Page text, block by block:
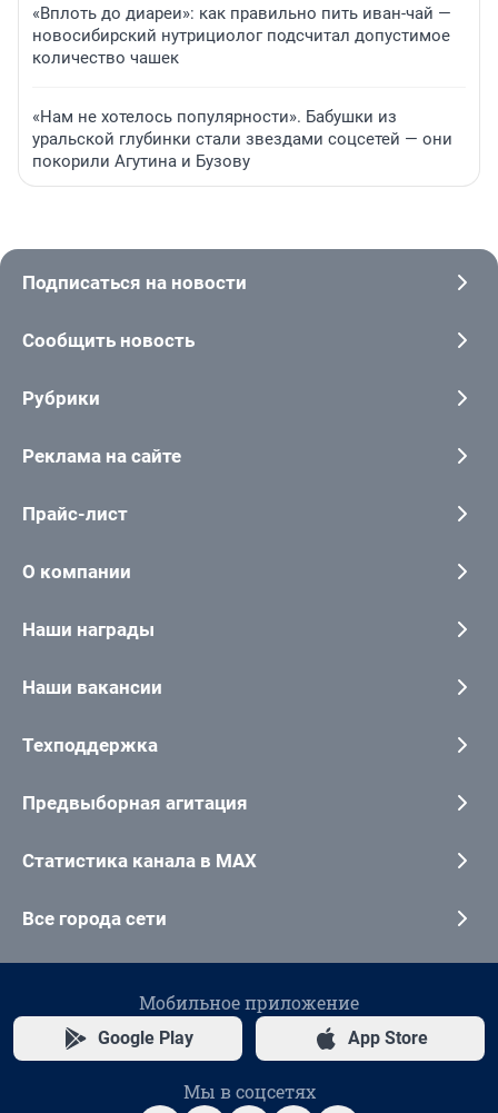
«Вплоть до диареи»: как правильно пить иван-чай —
новосибирский нутрициолог подсчитал допустимое
количество чашек
«Нам не хотелось популярности». Бабушки из
уральской глубинки стали звездами соцсетей — они
покорили Агутина и Бузову
Подписаться на новости
Сообщить новость
Рубрики
Реклама на сайте
Прайс-лист
О компании
Наши награды
Наши вакансии
Техподдержка
Предвыборная агитация
Статистика канала в MAX
Все города сети
Мобильное приложение
Google Play App Store
Мы в соцсетях